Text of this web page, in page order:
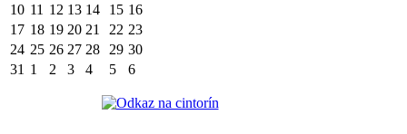
10 11 12 13 14 15 16
17 18 19 20 21 22 23
24 25 26 27 28 29 30
31 1 2 3 4 5 6